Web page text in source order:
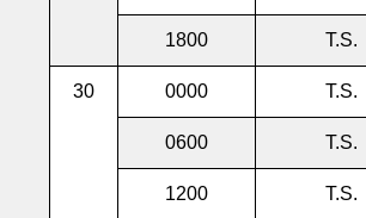
1800 T.S.
30 0000 T.S.
0600 T.S.
1200 T.S.